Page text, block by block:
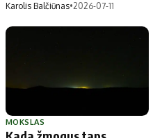
Karolis Balčiūnas•2026-07-11
MOKSLAS